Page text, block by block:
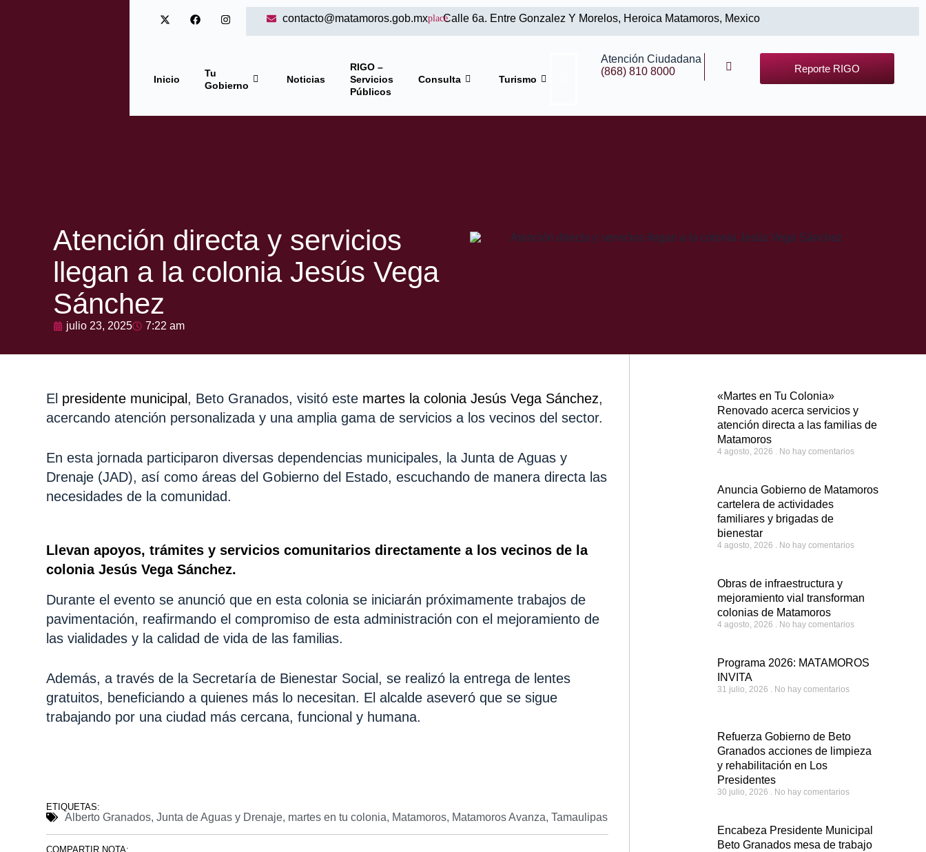
contacto@matamoros.gob.mx Calle 6a. Entre Gonzalez Y Morelos, Heroica Matamoros, Mexico
Inicio
Tu
Gobierno
Noticias
RIGO –
Servicios
Públicos
Consulta Turismo
Atención Ciudadana
(868) 810 8000
Reporte RIGO
Atención directa y servicios
llegan a la colonia Jesús Vega
Sánchez
julio 23, 2025 7:22 am
El presidente municipal , Beto Granados, visitó este martes la colonia Jesús Vega Sánchez,
acercando atención personalizada y una amplia gama de servicios a los vecinos del sector.
En esta jornada participaron diversas dependencias municipales, la Junta de Aguas y
Drenaje (JAD), así como áreas del Gobierno del Estado, escuchando de manera directa las
necesidades de la comunidad.
Llevan apoyos, trámites y servicios comunitarios directamente a los vecinos de la
colonia Jesús Vega Sánchez.
Durante el evento se anunció que en esta colonia se iniciarán próximamente trabajos de
pavimentación, reafirmando el compromiso de esta administración con el mejoramiento de
las vialidades y la calidad de vida de las familias.
Además, a través de la Secretaría de Bienestar Social, se realizó la entrega de lentes
gratuitos, beneficiando a quienes más lo necesitan. El alcalde aseveró que se sigue
trabajando por una ciudad más cercana, funcional y humana.
ETIQUETAS:
Alberto Granados,Junta de Aguas y Drenaje, martes en tu colonia, Matamoros, Matamoros Avanza,Tamaulipas
COMPARTIR NOTA:
«Martes en Tu Colonia»
Renovado acerca servicios y
atención directa a las familias de
Matamoros
4 agosto, 2026 No hay comentarios
Anuncia Gobierno de Matamoros
cartelera de actividades
familiares y brigadas de
bienestar
4 agosto, 2026 No hay comentarios
Obras de infraestructura y
mejoramiento vial transforman
colonias de Matamoros
4 agosto, 2026 No hay comentarios
Programa 2026: MATAMOROS
INVITA
31 julio, 2026 No hay comentarios
Refuerza Gobierno de Beto
Granados acciones de limpieza
y rehabilitación en Los
Presidentes
30 julio, 2026 No hay comentarios
Encabeza Presidente Municipal
Beto Granados mesa de trabajo